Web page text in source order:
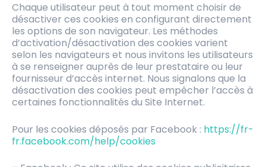
Chaque utilisateur peut à tout moment choisir de
désactiver ces cookies en configurant directement
les options de son navigateur. Les méthodes
d’activation/désactivation des cookies varient
selon les navigateurs et nous invitons les utilisateurs
à se renseigner auprès de leur prestataire ou leur
fournisseur d’accès internet. Nous signalons que la
désactivation des cookies peut empêcher l’accès à
certaines fonctionnalités du Site Internet.
Pour les cookies déposés par Facebook : https://fr-
fr.facebook.com/help/cookies